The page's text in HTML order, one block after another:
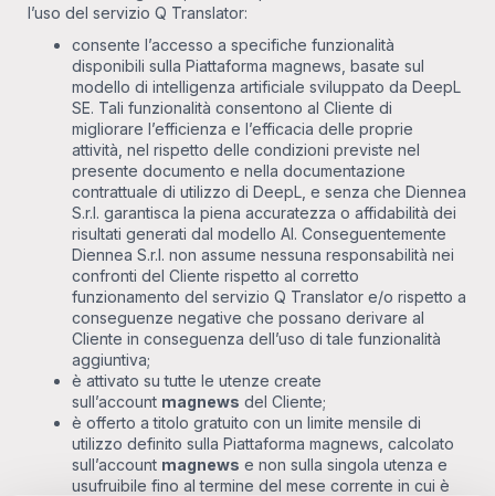
l’uso del servizio Q Translator:
consente l’accesso a specifiche funzionalità
disponibili sulla Piattaforma magnews, basate sul
modello di intelligenza artificiale sviluppato da DeepL
SE. Tali funzionalità consentono al Cliente di
migliorare l’efficienza e l’efficacia delle proprie
attività, nel rispetto delle condizioni previste nel
presente documento e nella documentazione
contrattuale di utilizzo di DeepL, e senza che Diennea
S.r.l. garantisca la piena accuratezza o affidabilità dei
risultati generati dal modello AI. Conseguentemente
Diennea S.r.l. non assume nessuna responsabilità nei
confronti del Cliente rispetto al corretto
funzionamento del servizio Q Translator e/o rispetto a
conseguenze negative che possano derivare al
Cliente in conseguenza dell’uso di tale funzionalità
aggiuntiva;
è attivato su tutte le utenze create
sull’account magnews del Cliente;
è offerto a titolo gratuito con un limite mensile di
utilizzo definito sulla Piattaforma magnews, calcolato
sull’account magnews e non sulla singola utenza e
usufruibile fino al termine del mese corrente in cui è